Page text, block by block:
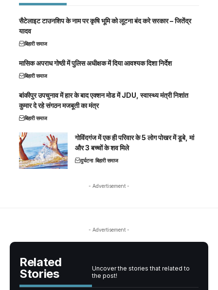
सैटेलाइट टाउनशिप के नाम पर कृषि भूमि को लूटना बंद करे सरकार – जितेंद्र
यादव
बिहारी समाज
मासिक अपराध गोष्ठी में पुलिस अधीक्षक में दिया आवश्यक दिशा निर्देश
बिहारी समाज
बांकीपुर उपचुनाव में हार के बाद एक्शन मोड में JDU, स्वास्थ्य मंत्री निशांत
कुमार दे रहे संगठन मजबूती का मंत्र
बिहारी समाज
गोविंदगंज में एक ही परिवार के 5 लोग पोखर में डूबे, मां
और 3 बच्चों के शव मिले
दुर्घटना बिहारी समाज
- Advertisement -
- Advertisement -
Related
Stories
Uncover the stories that related to
the post!